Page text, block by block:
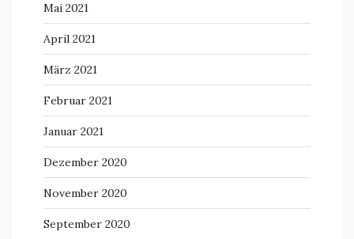
Mai 2021
April 2021
März 2021
Februar 2021
Januar 2021
Dezember 2020
November 2020
September 2020